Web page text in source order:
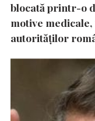
blocată printr-o
motive
autorităţilor